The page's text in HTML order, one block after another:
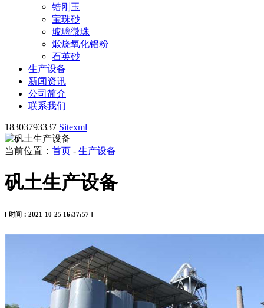
锆刚玉
宝珠砂
玻璃微珠
煅烧氧化铝粉
石英砂
生产设备
新闻资讯
公司简介
联系我们
18303793337 Sitexml
当前位置： 首页 - 生产设备
矾土生产设备
[ 时间：2021-10-25 16:37:57 ]